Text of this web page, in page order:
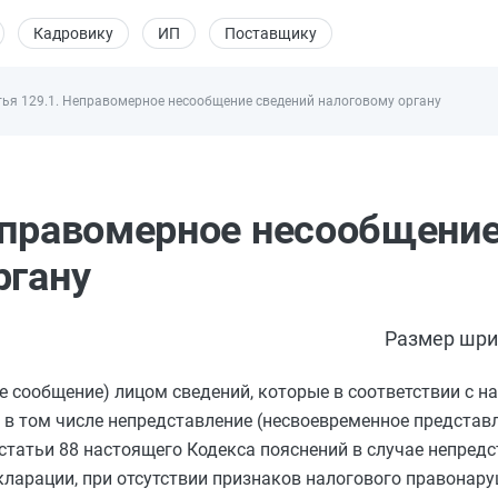
Кадровику ИП Поставщику
129.1. Неправомерное несообщение сведений налоговому органу
Размер
лицом сведений, которые в соответствии с
том числе непредставление (несвоевременное
88 настоящего Кодекса пояснений в случае
при отсутствии признаков налогового